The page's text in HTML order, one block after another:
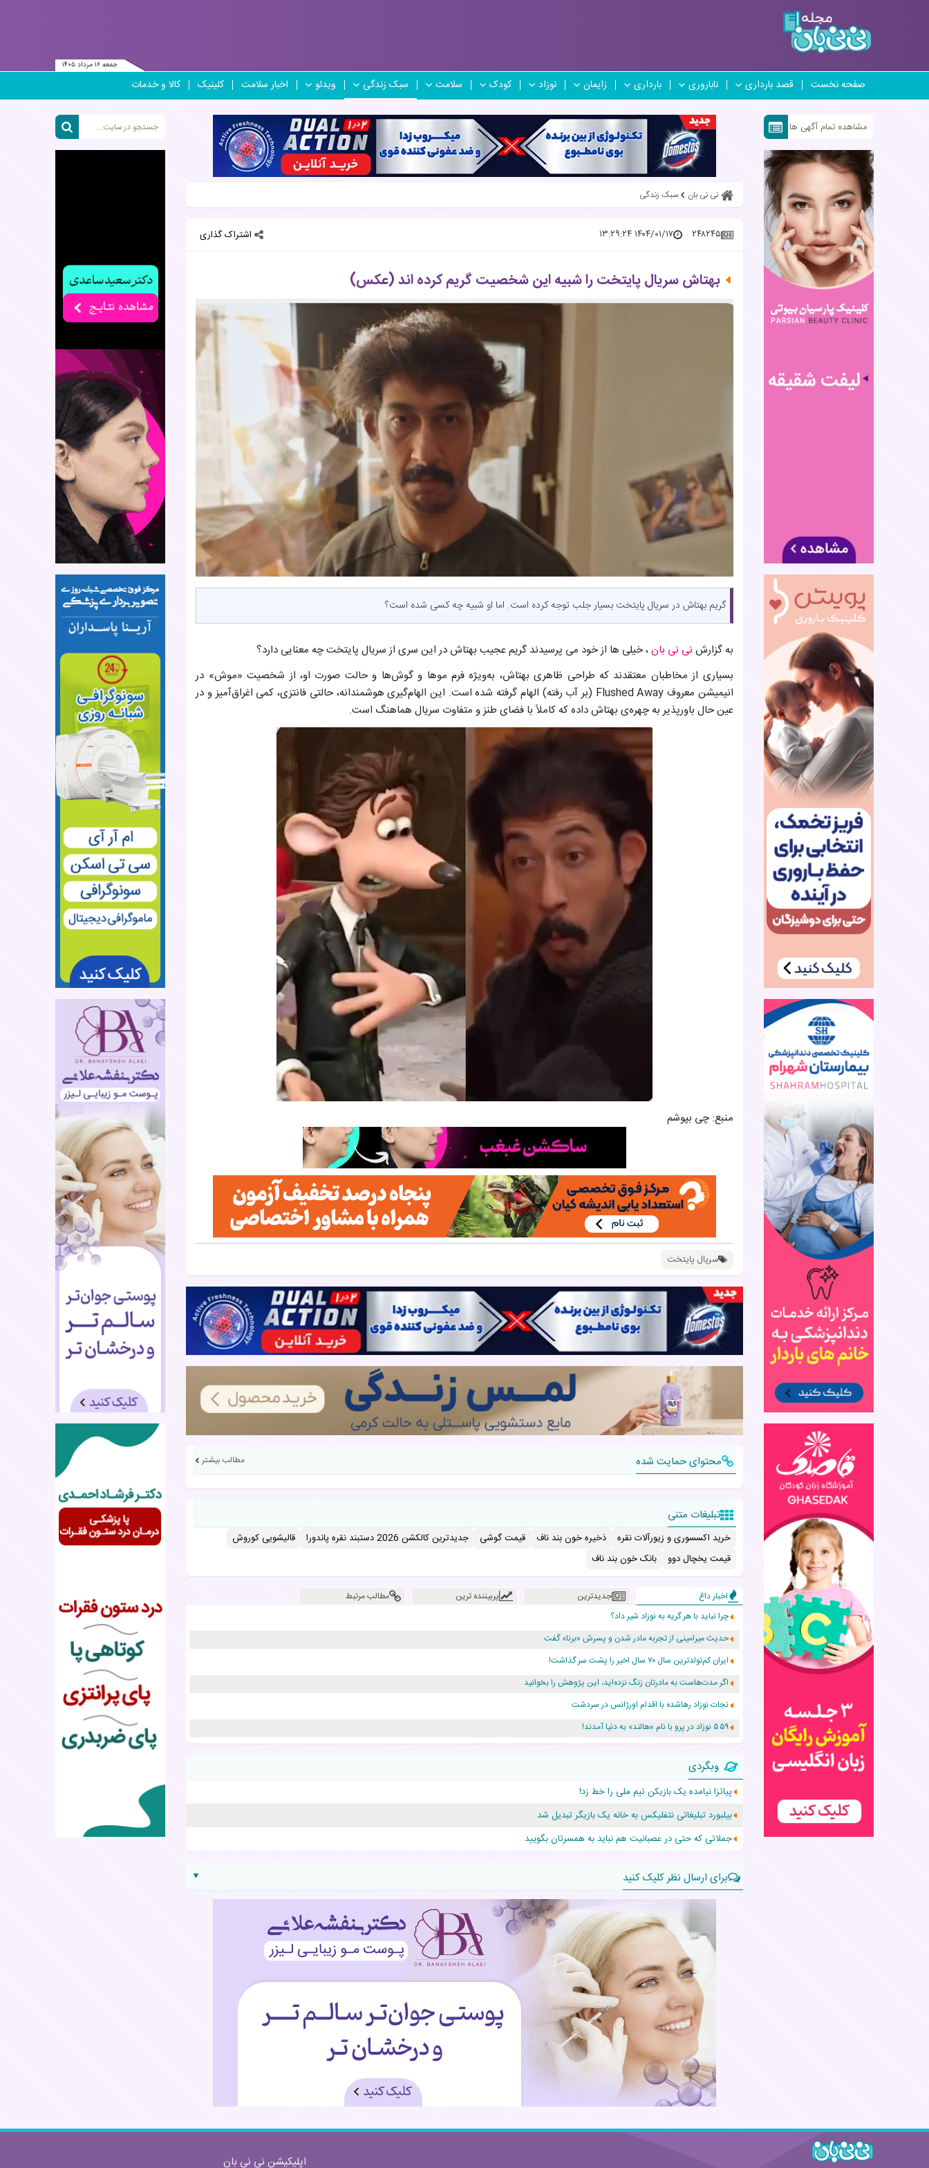
جمعه ۱۶ مرداد ۱۴۰۵
صفحه نخست قصد بارداری ناباروری بارداری زایمان نوزاد کودک سلامت سبک زندگی ویدئو اخبار سلامت کلینیک کالا و خدمات
مشاهده تمام آگهی ها
نی نی بان سبک زندگی
۲۴۸۲۴۵ ۱۴۰۴/۰۱/۱۷ ۱۳:۲۹:۲۴ اشتراک گذاری
بهتاش سریال پایتخت را شبیه این شخصیت گریم کرده اند (عکس)
گریم بهتاش در سریال پایتخت بسیار جلب توجه کرده است. اما او شبیه چه کسی شده است؟
به گزارش نی نی بان، خیلی ها از خود می پرسیدند گریم عجیب بهتاش در این سری از سریال پایتخت چه معنایی دارد؟
بسیاری از مخاطبان معتقدند که طراحی ظاهری بهتاش، به‌ویژه فرم موها و گوش‌ها و حالت صورت او، از شخصیت «موش» در
انیمیشن معروف Flushed Away (بر آب رفته) الهام گرفته شده است. این الهام‌گیری هوشمندانه، حالتی فانتزی، کمی اغراق‌آمیز و در
عین حال باورپذیر به چهره‌ی بهتاش داده که کاملاً با فضای طنز و متفاوت سریال هماهنگ است.
منبع: چی بپوشم
سریال پایتخت
محتوای حمایت شده مطالب بیشتر
تبلیغات متنی
خرید اکسسوری و زیورآلات نقره ذخیره خون بند ناف قیمت گوشی جدیدترین کالکشن 2026 دستبند نقره پاندورا
قالیشویی کوروش
قیمت یخچال دوو
بانک خون بند ناف
اخبار داغ جدیدترین پربیننده ترین
مطالب مرتبط
چرا نباید با هر گریه به نوزاد شیر داد؟
حدیث میرامینی از تجربه مادر شدن و پسرش «برنا» گفت
ایران کم‌تولدترین سال ۷۰ سال اخیر را پشت سر گذاشت!
اگر مدت‌هاست به مادرتان زنگ نزده‌اید، این پژوهش را بخوانید
نجات نوزاد رهاشده با اقدام اورژانس در سردشت
۵۵۹ نوزاد در پرو با نام «هالند» به دنیا آمدند!
زن ۲۴ ساله پس از درمان سرطان رحم، مادر شد
افزایش قد این دختر، چند میلیون دلار برای پدرش خرج داشته
حرکت غیرقانونی یک پرستار، جان دوقلوها را نجات داد!
عجیب‌ترین تولد در ۵/۵/۵ امسال که همه را شوکه کرد!
وبگردی
پیاتزا نیامده یک بازیکن تیم ملی را خط زد!
بیلبورد تبلیغاتی نتفلیکس به خانه یک بازیگر تبدیل شد
جملاتی که حتی در عصبانیت هم نباید به همسرتان بگویید
برای ارسال نظر کلیک کنید ▼
قوانین ارسال نظر
اپلیکیشن نی نی بان